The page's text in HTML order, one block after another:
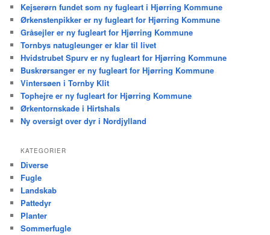
Kejserørn fundet som ny fugleart i Hjørring Kommune
Ørkenstenpikker er ny fugleart for Hjørring Kommune
Gråsejler er ny fugleart for Hjørring Kommune
Tornbys natugleunger er klar til livet
Hvidstrubet Spurv er ny fugleart for Hjørring Kommune
Buskrørsanger er ny fugleart for Hjørring Kommune
Vintersøen i Tornby Klit
Tophejre er ny fugleart for Hjørring Kommune
Ørkentornskade i Hirtshals
Ny oversigt over dyr i Nordjylland
KATEGORIER
Diverse
Fugle
Landskab
Pattedyr
Planter
Sommerfugle